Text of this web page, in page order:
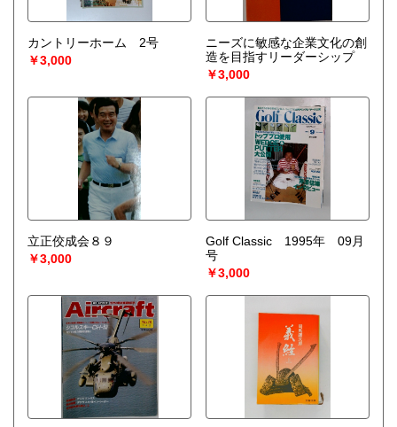
カントリーホーム 2号
￥3,000
ニーズに敏感な企業文化の創
造を目指すリーダーシップ
￥3,000
立正佼成会８９
￥3,000
Golf Classic 1995年 09月
号
￥3,000